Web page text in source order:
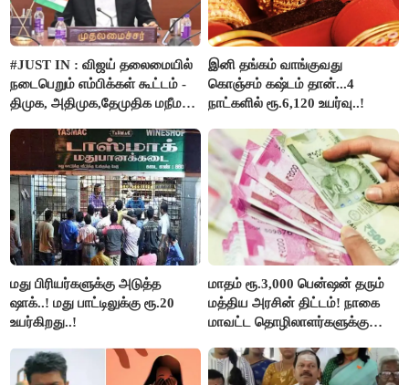
#JUST IN : விஜய் தலைமையில்
நடைபெறும் எம்பிக்கள் கூட்டம் -
திமுக, அதிமுக,தேமுதிக மநீம
இனி தங்கம் வாங்குவது
கொஞ்சம் கஷ்டம் தான்...4
நாட்களில் ரூ.6,120 உயர்வு..!
மது பிரியர்களுக்கு அடுத்த
ஷாக்..! மது பாட்டிலுக்கு ரூ.20
உயர்கிறது..!
மாதம் ரூ.3,000 பென்ஷன் தரும்
மத்திய அரசின் திட்டம்! நாகை
மாவட்ட தொழிலாளர்களுக்கு
செய்தி!